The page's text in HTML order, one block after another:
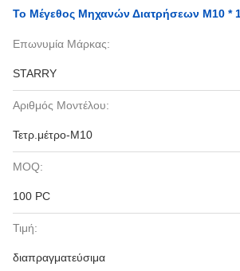
Το Μέγεθος Μηχανών Διατρήσεων M10 *
Επωνυμία Μάρκας:
STARRY
Αριθμός Μοντέλου:
Τετρ.μέτρο-M10
MOQ:
100 PC
Τιμή:
διαπραγματεύσιμα